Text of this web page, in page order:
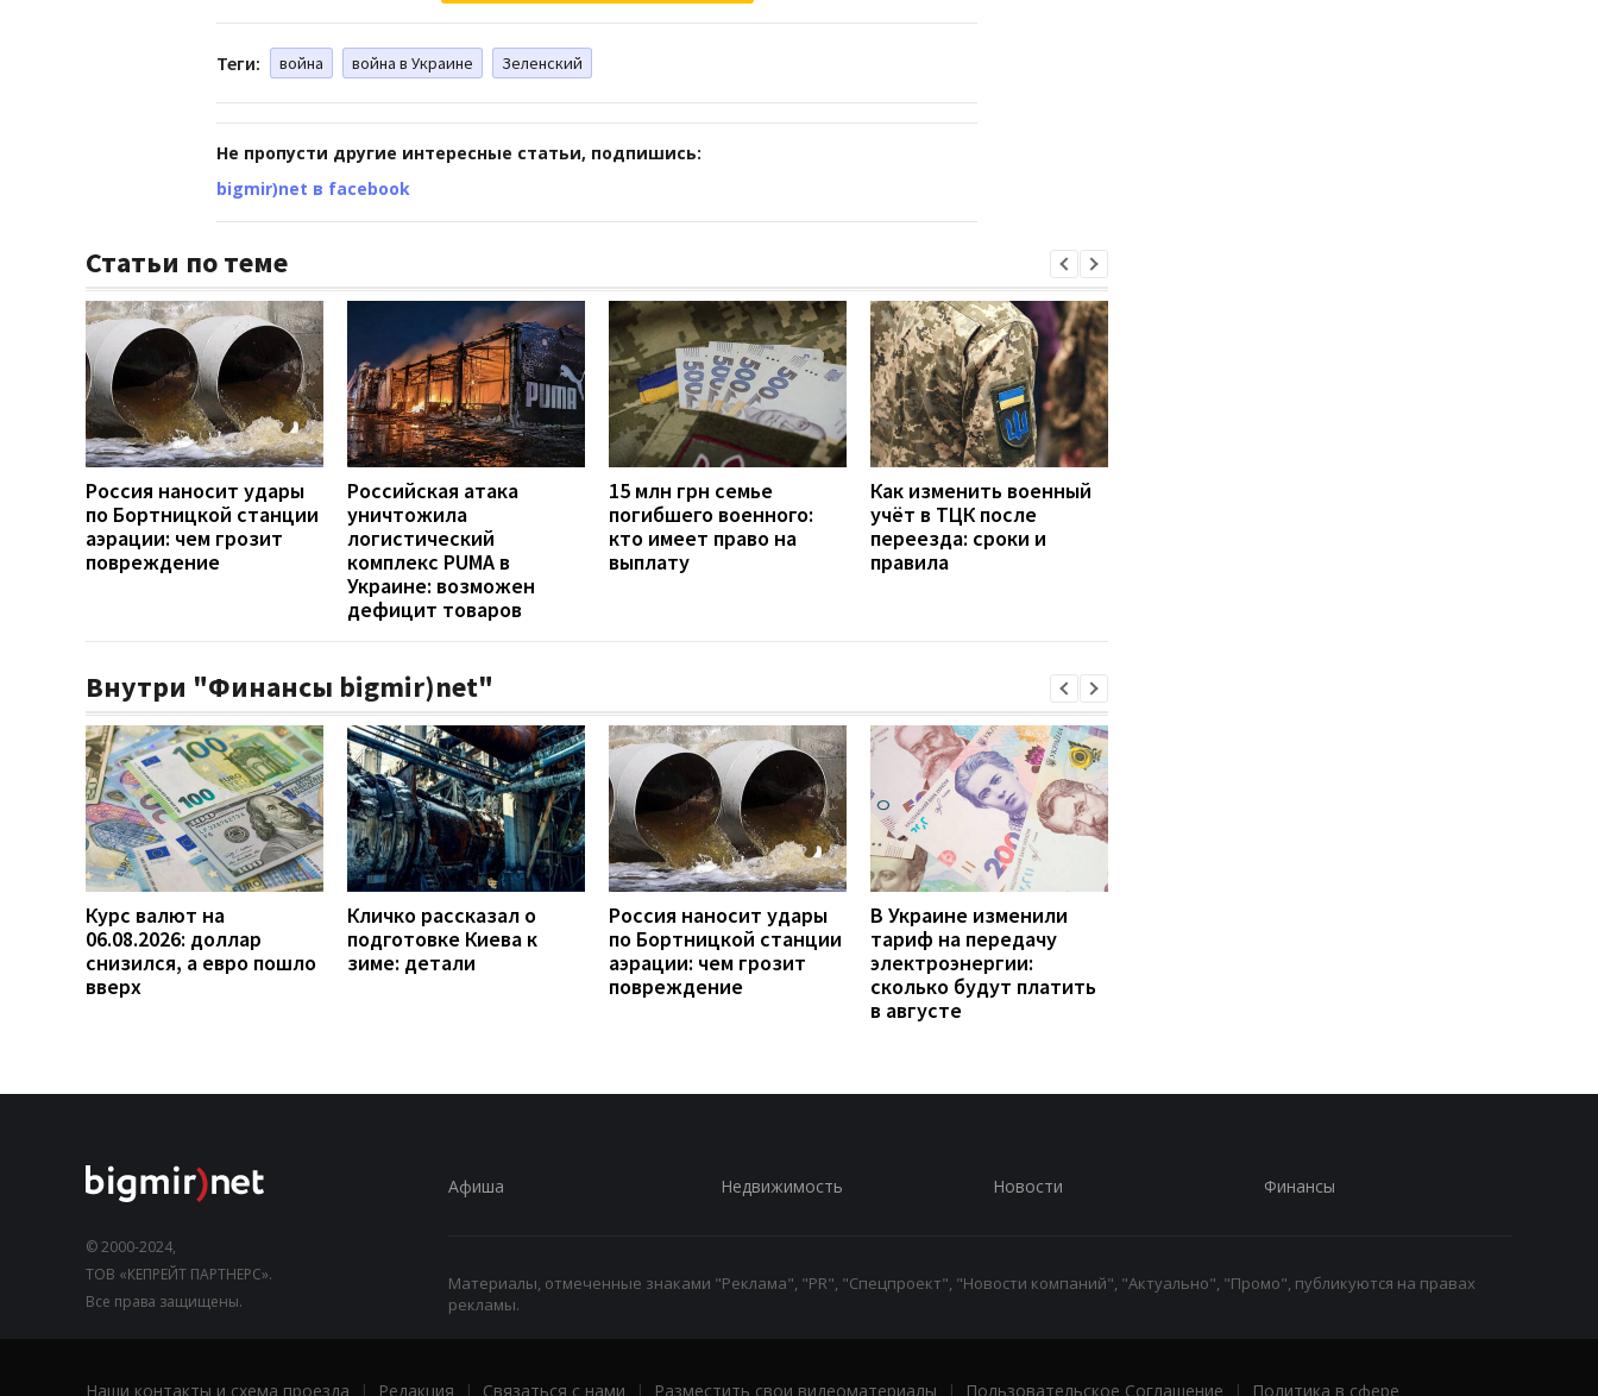
Теги: война война в Украине Зеленский
Не пропусти другие интересные статьи, подпишись:
bigmir)net в facebook
Статьи по теме
Россия наносит удары
по Бортницкой станции
аэрации: чем грозит
повреждение
Российская атака
уничтожила
логистический
комплекс PUMA в
Украине: возможен
дефицит товаров
15 млн грн семье
погибшего военного:
кто имеет право на
выплату
Как изменить военный
учёт в ТЦК после
переезда: сроки и
правила
Внутри "Финансы bigmir)net"
Курс валют на
06.08.2026: доллар
снизился, а евро пошло
вверх
Кличко рассказал о
подготовке Киева к
зиме: детали
Россия наносит удары
по Бортницкой станции
аэрации: чем грозит
повреждение
В Украине изменили
тариф на передачу
электроэнергии:
сколько будут платить
в августе
© 2000-2024,
ТОВ «КЕПРЕЙТ ПАРТНЕРС».
Все права защищены.
Афиша Недвижимость Новости Финансы
Материалы, отмеченные знаками "Реклама", "PR", "Спецпроект", "Новости компаний", "Актуально", "Промо", публикуются на правах
рекламы.
Наши контакты и схема проезда | Редакция | Связаться с нами | Разместить свои видеоматериалы | Пользовательское Соглашение | Политика в сфере